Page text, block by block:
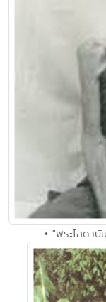
• "พระโสดา